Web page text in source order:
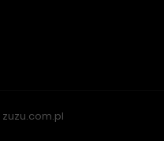
zuzu.com.pl